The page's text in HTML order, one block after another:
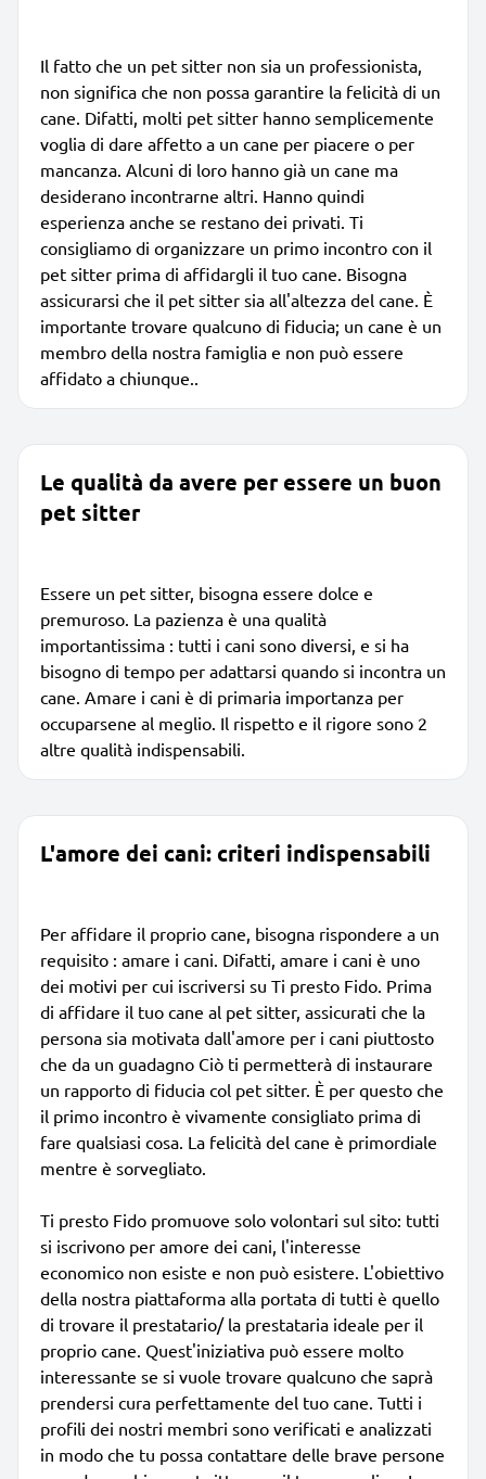
Il fatto che un pet sitter non sia un professionista,
non significa che non possa garantire la felicità di un
cane. Difatti, molti pet sitter hanno semplicemente
voglia di dare affetto a un cane per piacere o per
mancanza. Alcuni di loro hanno già un cane ma
desiderano incontrarne altri. Hanno quindi
esperienza anche se restano dei privati. Ti
consigliamo di organizzare un primo incontro con il
pet sitter prima di affidargli il tuo cane. Bisogna
assicurarsi che il pet sitter sia all'altezza del cane. È
importante trovare qualcuno di fiducia; un cane è un
membro della nostra famiglia e non può essere
affidato a chiunque..
Le qualità da avere per essere un buon
pet sitter
Essere un pet sitter, bisogna essere dolce e
premuroso. La pazienza è una qualità
importantissima : tutti i cani sono diversi, e si ha
bisogno di tempo per adattarsi quando si incontra un
cane. Amare i cani è di primaria importanza per
occuparsene al meglio. Il rispetto e il rigore sono 2
altre qualità indispensabili.
L'amore dei cani: criteri indispensabili
Per affidare il proprio cane, bisogna rispondere a un
requisito : amare i cani. Difatti, amare i cani è uno
dei motivi per cui iscriversi su Ti presto Fido. Prima
di affidare il tuo cane al pet sitter, assicurati che la
persona sia motivata dall'amore per i cani piuttosto
che da un guadagno Ciò ti permetterà di instaurare
un rapporto di fiducia col pet sitter. È per questo che
il primo incontro è vivamente consigliato prima di
fare qualsiasi cosa. La felicità del cane è primordiale
mentre è sorvegliato.
Ti presto Fido promuove solo volontari sul sito: tutti
si iscrivono per amore dei cani, l'interesse
economico non esiste e non può esistere. L'obiettivo
della nostra piattaforma alla portata di tutti è quello
di trovare il prestatario/ la prestataria ideale per il
proprio cane. Quest'iniziativa può essere molto
interessante se si vuole trovare qualcuno che saprà
prendersi cura perfettamente del tuo cane. Tutti i
profili dei nostri membri sono verificati e analizzati
in modo che tu possa contattare delle brave persone